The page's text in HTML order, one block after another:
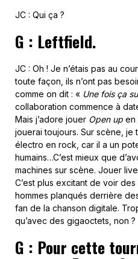
JC : Qui ça ?
G : Leftfield.
JC : Oh ! Je n’étais pas au
toute façon, ils n’ont pas
comme on dit : « Une fois ça
collaboration commence à
Mais j’adore jouer Open up en
jouerai toujours. Sur scène, je
électro en rock, car il a un
humains…C’est mieux que
machines sur scène. Jouer
C’est plus excitant de voir
hommes planqués derrière
fan de la chanson digitale.
qu’avec des gigaoctets, non ?
G : Pour cette